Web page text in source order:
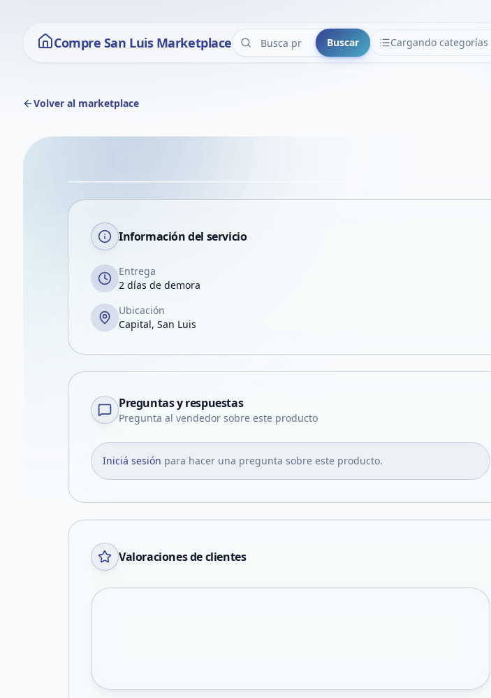
Compre San Luis Marketplace Buscar Cargando categorías
CATEGORÍAS
Volver al marketplace
VER EN PANTALLA COMPLETA
Información del servicio
Entrega
2 días de demora
Ubicación
Capital, San Luis
Preguntas y respuestas
Pregunta al vendedor sobre este producto
Iniciá sesión para hacer una pregunta sobre este producto.
Valoraciones de clientes